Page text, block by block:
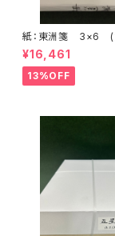
紙：東洲箋 3×6
<商品番号1688>
¥16,461
13%OFF